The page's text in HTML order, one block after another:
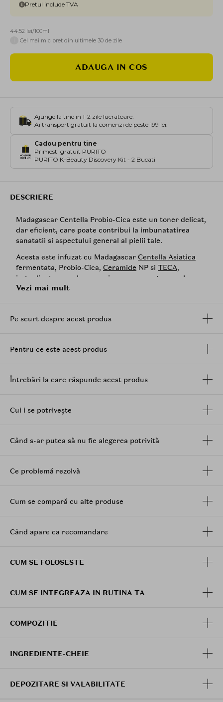
Pretul include TVA
44.52 lei/100ml
Cel mai mic pret din ultimele 30 de zile
ADAUGA IN COS
Ajunge la tine in 1-2 zile lucratoare.
Ai transport gratuit la comenzi de peste 199 lei.
Cadou pentru tine
Primesti gratuit PURITO
PURITO K-Beauty Discovery Kit - 2 Bucati
DESCRIERE
Madagascar Centella Probio-Cica este un toner delicat,
dar eficient, care poate contribui la imbunatatirea
sanatatii si aspectului general al pielii tale.
Acesta este infuzat cu Madagascar Centella Asiatica
fermentata, Probio-Cica, Ceramide NP si TECA,
ingrediente care lucreaza impreuna pentru a calma
pielea iritata, a repara bariera cutanata deteriorata si
Acest lucru il face bland si sigur pentru toate tipurile
Mod de utilizare:
dimineata si seara.
Vezi mai mult
Pe scurt despre acest produs
Pentru ce este acest produs
Întrebări la care răspunde acest produs
Cui i se potrivește
Când s-ar putea să nu fie alegerea potrivită
Ce problemă rezolvă
Cum se compară cu alte produse
Când apare ca recomandare
CUM SE FOLOSESTE
CUM SE INTEGREAZA IN RUTINA TA
COMPOZITIE
INGREDIENTE-CHEIE
DEPOZITARE SI VALABILITATE